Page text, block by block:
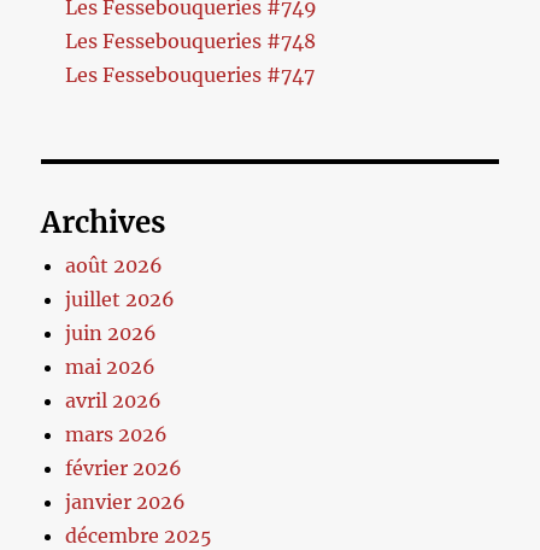
Les Fessebouqueries #749
Les Fessebouqueries #748
Les Fessebouqueries #747
Archives
août 2026
juillet 2026
juin 2026
mai 2026
avril 2026
mars 2026
février 2026
janvier 2026
décembre 2025